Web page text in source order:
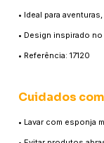
• Ideal para
• Design inspirado
• Referência: 17120
Cuidados
• Lavar com esponja